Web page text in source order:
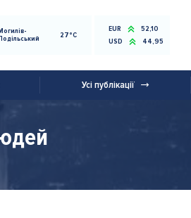
27°C
EUR
52,10
USD
44,95
Усі публікації